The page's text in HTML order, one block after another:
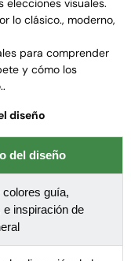
elecciones visuales.
lo clásico., moderno,
para comprender
y cómo los
diseño
del diseño
colores guía,
e inspiración de